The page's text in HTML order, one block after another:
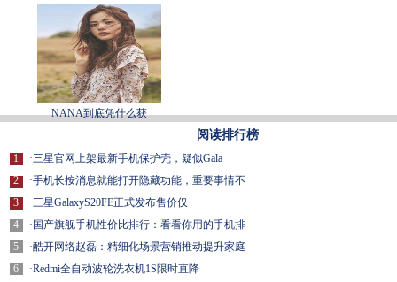
NANA到底凭什么获
阅读排行榜
1
2
3
4
5
6
·三星官网上架最新手机保护壳，疑似Gala
·手机长按消息就能打开隐藏功能，重要事情不
·三星GalaxyS20FE正式发布售价仅
· 国产旗舰手机性价比排行：看看你用的手机排
·酷开网络赵磊：精细化场景营销推动提升家庭
·Redmi全自动波轮洗衣机1S限时直降